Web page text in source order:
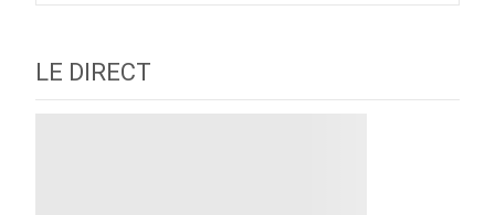
LE DIRECT